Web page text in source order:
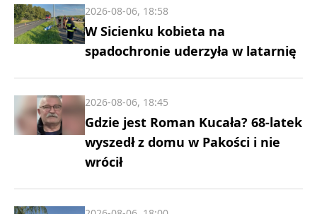
W Sicienku kobieta na
spadochronie uderzyła w latarnię
2026-08-06, 18:58
Gdzie jest Roman Kucała? 68-latek
wyszedł z domu w Pakości i nie
wrócił
2026-08-06, 18:45